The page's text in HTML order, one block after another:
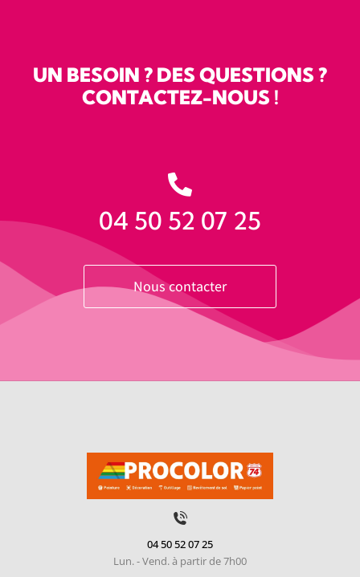
UN BESOIN ? DES QUESTIONS ?
CONTACTEZ-NOUS !
04 50 52 07 25
Nous contacter
04 50 52 07 25
Lun. - Vend. à partir de 7h00